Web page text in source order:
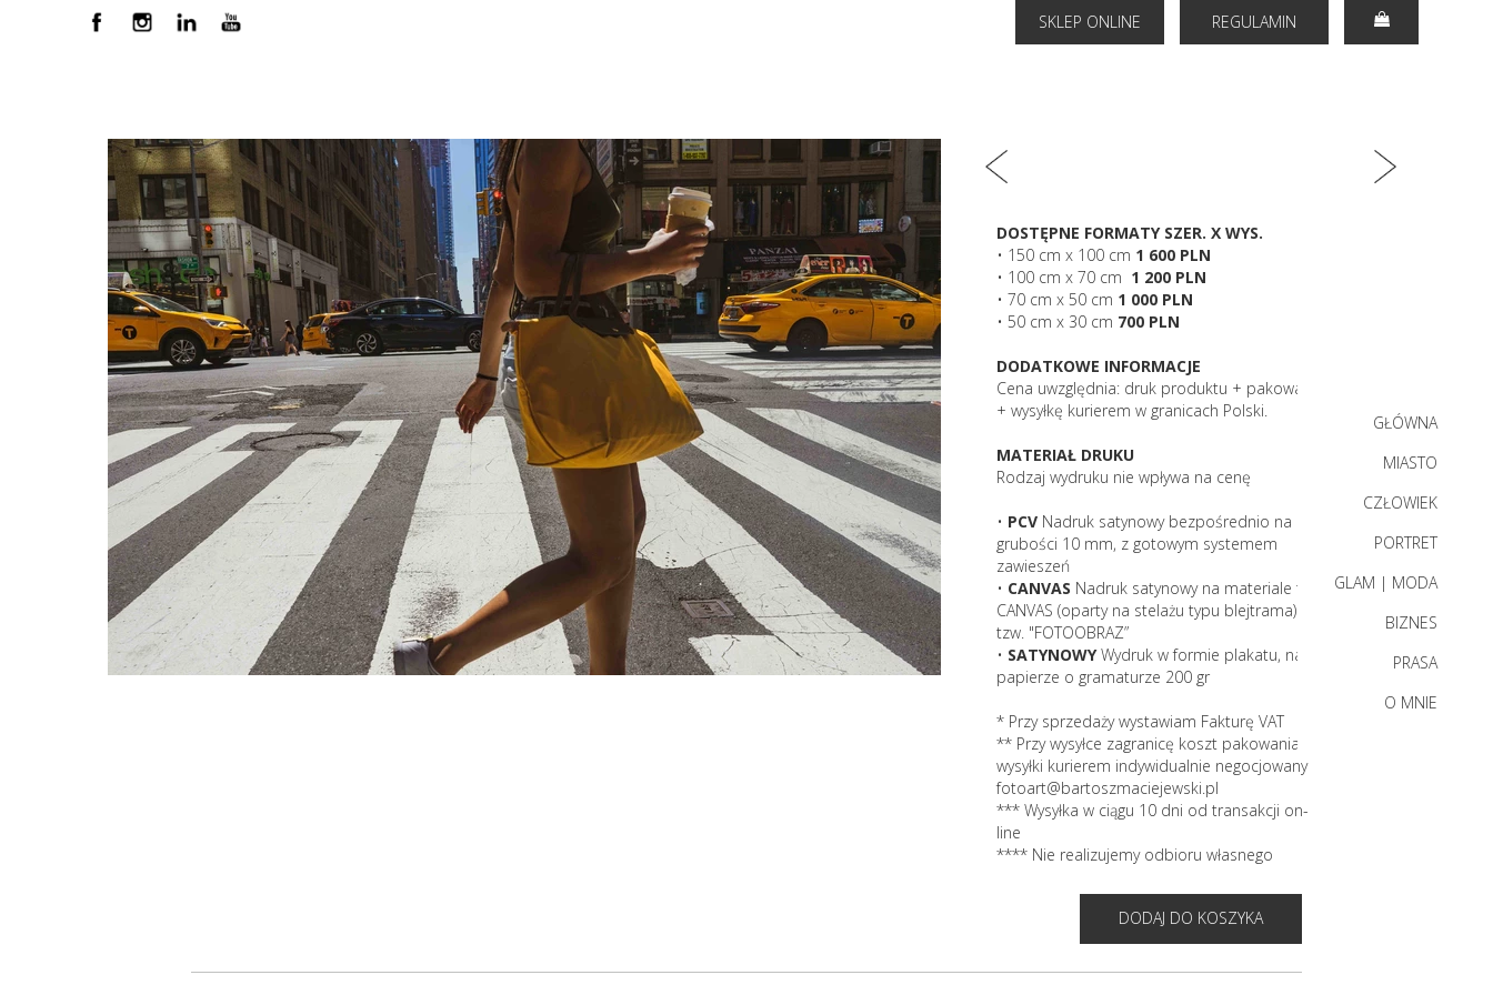
REGULAMIN
SKLEP ONLINE
GŁÓWNA
MIASTO
CZŁOWIEK
PORTRET
GLAM | MODA
BIZNES
PRASA
O MNIE
DOSTĘPNE FORMATY SZER. X WYS.
• 150 cm x 100 cm 1 600 PLN
• 100 cm x 70 cm 1 200 PLN
• 70 cm x 50 cm 1 000 PLN
• 50 cm x 30 cm 700 PLN
DODATKOWE INFORMACJE
Cena uwzględnia: druk produktu + pakowanie
+ wysyłkę kurierem w granicach Polski.
MATERIAŁ DRUKU
Rodzaj wydruku nie wpływa na cenę
• PCV Nadruk satynowy bezpośrednio na PCV
grubości 10 mm, z gotowym systemem
zawieszeń
• CANVAS Nadruk satynowy na materiale typu
CANVAS (oparty na stelażu typu blejtrama) -
tzw. "FOTOOBRAZ”
• SATYNOWYWydruk w formie plakatu, na
papierze o gramaturze 200 gr
* Przy sprzedaży wystawiam Fakturę VAT
** Przy wysyłce zagranicę koszt pakowania i
wysyłki kurierem indywidualnie negocjowany
fotoart@bartoszmaciejewski.pl
*** Wysyłka w ciągu 10 dni od transakcji on-
line
**** Nie realizujemy odbioru własnego
DODAJ DO KOSZYKA